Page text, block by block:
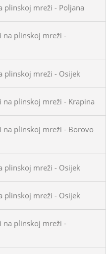
plinskoj mreži - Poljana
na plinskoj mreži -
plinskoj mreži - Osijek
plinskoj mreži - Krapina
plinskoj mreži - Borovo
plinskoj mreži - Osijek
plinskoj mreži - Osijek
na plinskoj mreži -